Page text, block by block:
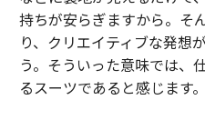
持ちが安らぎますから。そ
り、クリエイティブな発想
う。そういった意味では、
るスーツであると感じます。